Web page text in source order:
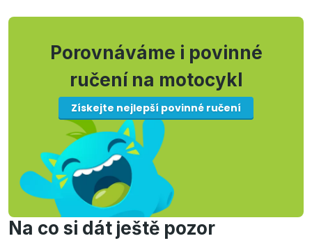
Porovnáváme i povinné
ručení na motocykl
Získejte nejlepší povinné ručení
Na co si dát ještě pozor